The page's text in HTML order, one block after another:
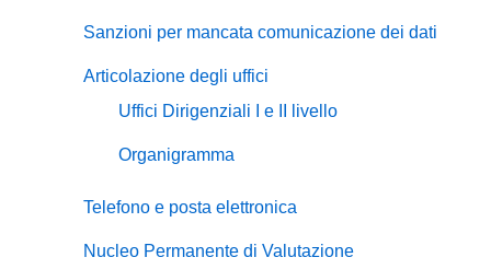
Sanzioni per mancata comunicazione dei dati
Articolazione degli uffici
Uffici Dirigenziali I e II livello
Organigramma
Telefono e posta elettronica
Nucleo Permanente di Valutazione